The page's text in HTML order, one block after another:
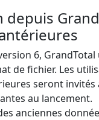
depuis
6, GrandTotal
de fichier. Les
seront invités
au lancement.
anciennes